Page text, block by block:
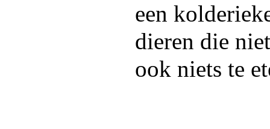
een
dieren die
ook niets te